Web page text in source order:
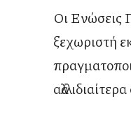
Οι Ενώσεις
ξεχωριστή
αλλά